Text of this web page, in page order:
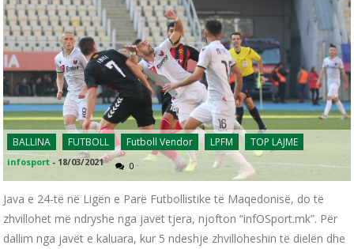
BALLINA FUTBOLL Futboll Vendor LPFM TOP LAJME
infosport - 18/03/2021 0
Java e 24-të në Ligën e Parë Futbollistike të Maqedonisë, do të
zhvillohet më ndryshe nga javët tjera, njofton “infOSport.mk”. Për
dallim nga javët e kaluara, kur 5 ndeshje zhvilloheshin të dielën dhe